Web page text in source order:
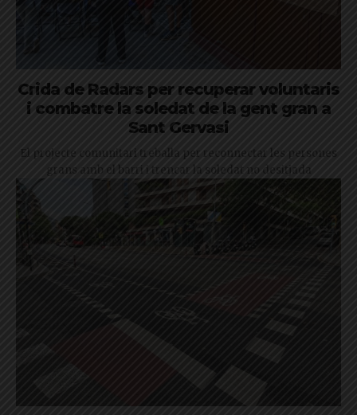
Crida de Radars per recuperar voluntaris
i combatre la soledat de la gent gran a
Sant Gervasi
El projecte comunitari treballa per reconnectar les persones
grans amb el barri i trencar la soledat no desitjada